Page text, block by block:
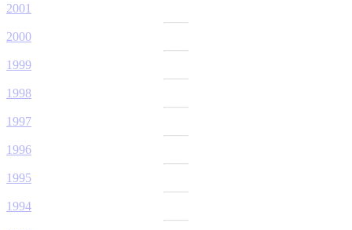
2001
2000
1999
1998
1997
1996
1995
1994